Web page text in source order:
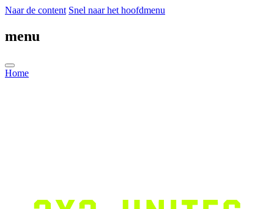
Naar de content Snel naar het hoofdmenu
menu
Home